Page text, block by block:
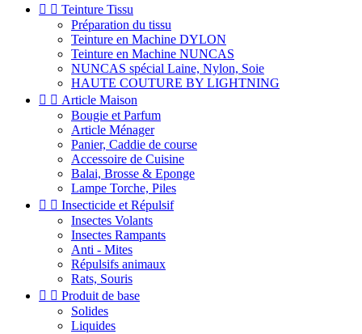
  Teinture Tissu
Préparation du tissu
Teinture en Machine DYLON
Teinture en Machine NUNCAS
NUNCAS spécial Laine, Nylon, Soie
HAUTE COUTURE BY LIGHTNING
  Article Maison
Bougie et Parfum
Article Ménager
Panier, Caddie de course
Accessoire de Cuisine
Balai, Brosse & Eponge
Lampe Torche, Piles
  Insecticide et Répulsif
Insectes Volants
Insectes Rampants
Anti - Mites
Répulsifs animaux
Rats, Souris
  Produit de base
Solides
Liquides